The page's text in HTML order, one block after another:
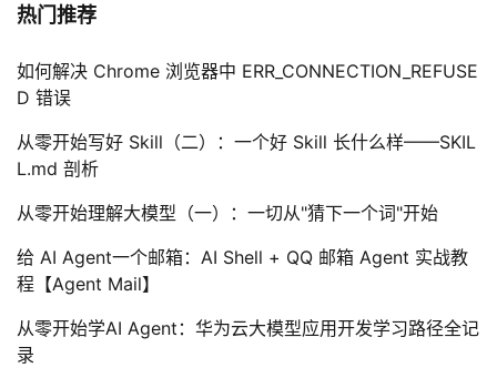
热门推荐
如何解决 Chrome 浏览器中 ERR_CONNECTION_REFUSE
D 错误
从零开始写好 Skill（二）：一个好 Skill 长什么样——SKIL
L.md 剖析
从零开始理解大模型（一）：一切从"猜下一个词"开始
给 AI Agent一个邮箱：AI Shell + QQ 邮箱 Agent 实战教
程【Agent Mail】
从零开始学AI Agent：华为云大模型应用开发学习路径全记
录